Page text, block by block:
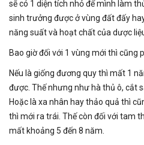
sẽ có 1 diện tích nhỏ để mình làm
sinh trưởng được ở vùng đất đấy
năng suất và hoạt chất của dược
Bao giờ đối với 1 vùng mới thì cũng
Nếu là giống đương quy thì mất 1
được. Thế nhưng như hà thủ ô, cắt
Hoặc là xa nhân hay thảo quả thì
thì mới ra trái. Thế còn đối với tam
mất khoảng 5 đến 8 năm.